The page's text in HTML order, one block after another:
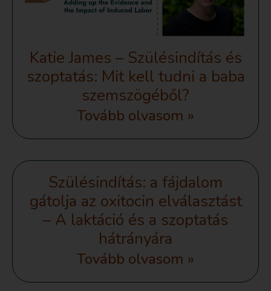
Katie James – Szülésindítás és
szoptatás: Mit kell tudni a baba
szemszögéből?
Tovább olvasom »
Szülésindítás: a fájdalom
gátolja az oxitocin elválasztást
– A laktáció és a szoptatás
hátrányára
Tovább olvasom »